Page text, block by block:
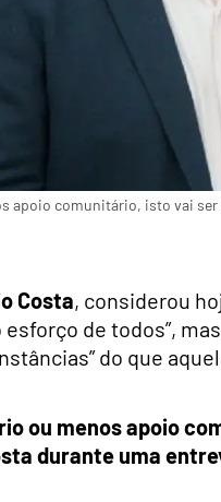
apoio comunitário, isto vai
Costa, considerou
esforço de todos”,
do que
ou menos apoio
durante uma